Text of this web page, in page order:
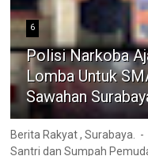
6
Polisi Narkoba
Lomba Untuk
Sawahan
Berita Rakyat , Surabaya.
Santri dan Sumpah